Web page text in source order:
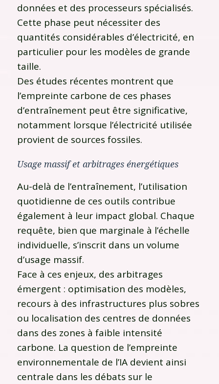
données et des processeurs spécialisés.
Cette phase peut nécessiter des
quantités considérables d’électricité, en
particulier pour les modèles de grande
taille.
Des études récentes montrent que
l’empreinte carbone de ces phases
d’entraînement peut être significative,
notamment lorsque l’électricité utilisée
provient de sources fossiles.
Usage massif et arbitrages énergétiques
Au-delà de l’entraînement, l’utilisation
quotidienne de ces outils contribue
également à leur impact global. Chaque
requête, bien que marginale à l’échelle
individuelle, s’inscrit dans un volume
d’usage massif.
Face à ces enjeux, des arbitrages
émergent : optimisation des modèles,
recours à des infrastructures plus sobres
ou localisation des centres de données
dans des zones à faible intensité
carbone. La question de l’empreinte
environnementale de l’IA devient ainsi
centrale dans les débats sur le